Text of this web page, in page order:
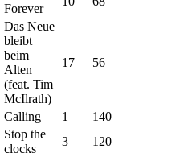
Forever
Das Neue
bleibt
beim
Alten
(feat. Tim
McIlrath)
17 56
Calling 1
140
Stop the
clocks
3
120